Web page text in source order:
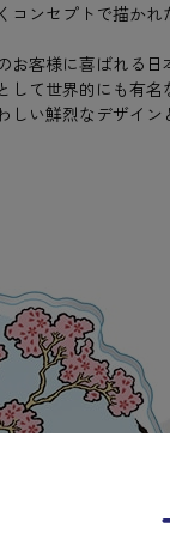
ンセプトで描かれ
お客様に喜ばれる
て世界的にも有
い鮮烈なデザイ